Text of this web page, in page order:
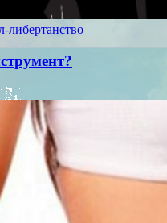
либертанство